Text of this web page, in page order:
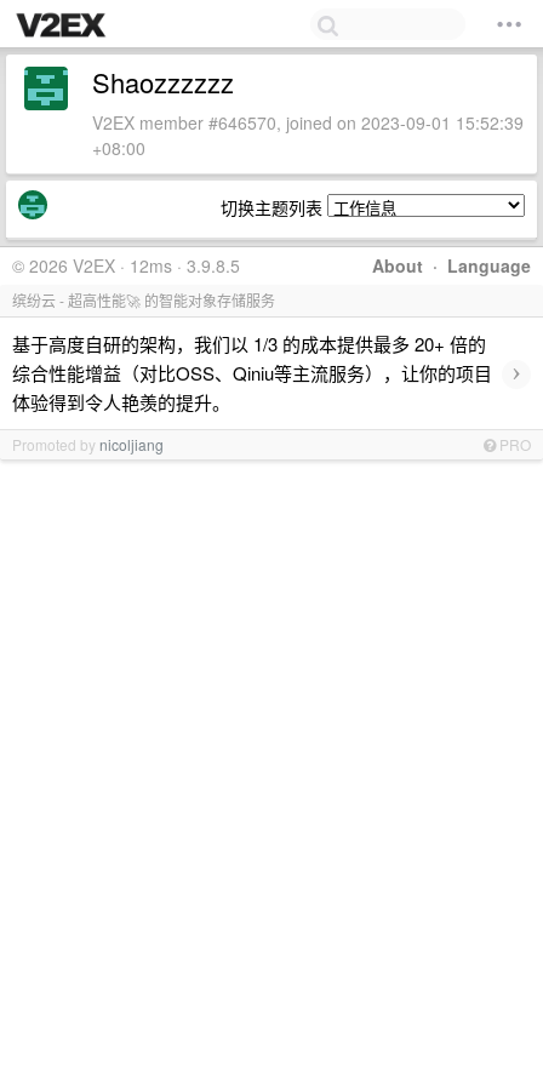
Shaozzzzzz
V2EX member #646570, joined on 2023-09-01 15:52:39
+08:00
切换主题列表
About · Language
© 2026 V2EX · 12ms · 3.9.8.5
缤纷云 - 超高性能🚀 的智能对象存储服务
基于高度自研的架构，我们以 1/3 的成本提供最多 20+ 倍的
综合性能增益（对比OSS、Qiniu等主流服务），让你的项目
体验得到令人艳羡的提升。
›
Promoted by nicoljiang PRO